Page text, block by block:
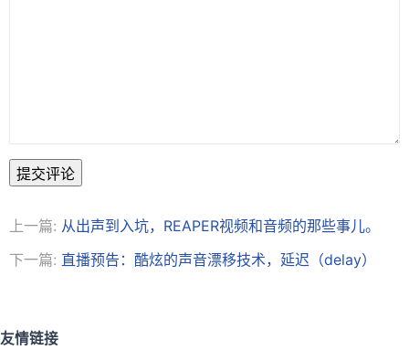
提交评论
上一篇: 从出声到入坑，REAPER视频和音频的那些事儿。
下一篇: 直播预告：酷炫的声音漂移技术，延迟（delay）
友情链接